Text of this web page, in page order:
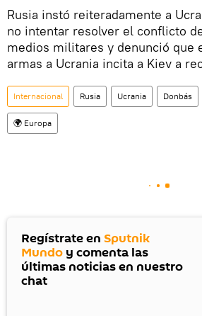
Rusia instó reiteradamente a
no intentar resolver el conflicto
medios militares y denunció que
armas a Ucrania incita a Kiev a
Internacional Rusia Ucrania Donbás
🌍 Europa
Regístrate en Sputnik
Mundo y comenta las
últimas noticias en nuestro
chat